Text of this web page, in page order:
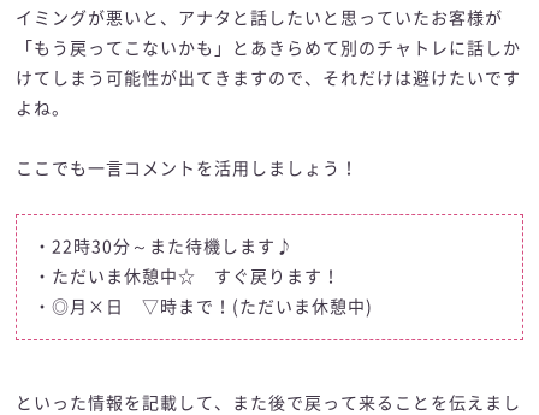
イミングが悪いと、アナタと話したいと思っていたお客様が
「もう戻ってこないかも」とあきらめて別のチャトレに話しか
けてしまう可能性が出てきますので、それだけは避けたいです
よね。
ここでも一言コメントを活用しましょう！
・22時30分～また待機します♪
・ただいま休憩中☆ すぐ戻ります！
・◎月×日 ▽時まで！(ただいま休憩中)
といった情報を記載して、また後で戻って来ることを伝えまし